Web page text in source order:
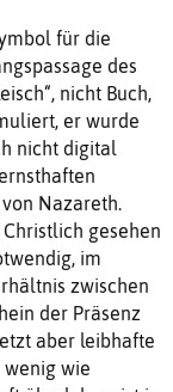
für die
des
nicht Buch,
er wurde
nicht digital
Nazareth.
gesehen
im
zwischen
der Präsenz
aber leibhafte
wenig wie